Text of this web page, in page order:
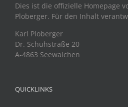
Dies ist die offizielle Homepage
Ploberger. Für den Inhalt
Karl Ploberger
Dr. Schuhstraße 20
A-4863 Seewalchen
QUICKLINKS